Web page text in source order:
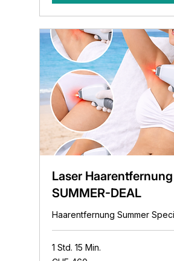
Laser
SUMMER-DEAL
Haarentfernung Summer
1 Std. 15 Min.
460